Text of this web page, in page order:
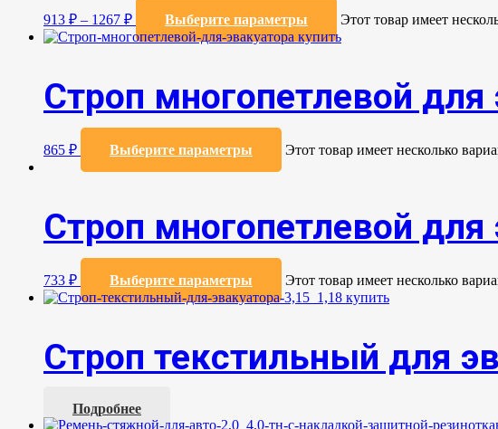
913 ₽ – 1267 ₽ Выберите параметры Этот товар имеет
Строп многопетлевой
865 ₽ Выберите параметры Этот товар имеет несколько
Строп многопетлевой
733 ₽ Выберите параметры Этот товар имеет несколько
Строп текстильный для
Подробнее